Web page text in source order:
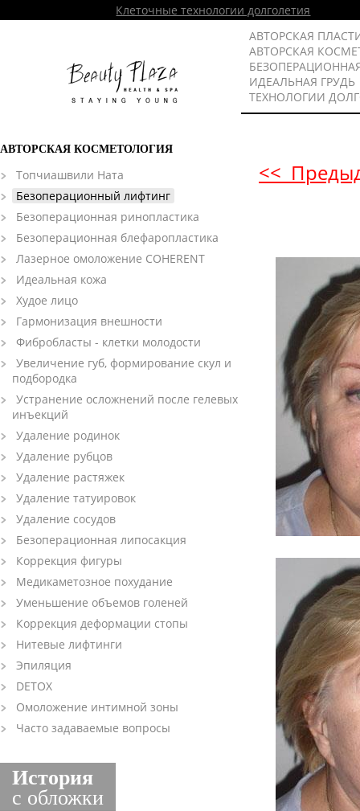
Клеточные технологии долголетия
АВТОРСКАЯ
АВТОРСКАЯ
ИДЕАЛЬНАЯ ГРУДЬ
ТЕХНОЛОГИИ
АВТОРСКАЯ КОСМЕТОЛОГИЯ
Топчиашвили Ната
Безоперационный лифтинг
Безоперационная ринопластика
Безоперационная блефаропластика
Лазерное омоложение COHERENT
Идеальная кожа
Худое лицо
Гармонизация внешности
Фибробласты - клетки молодости
Увеличение губ, формирование скул и
подбородка
Устранение осложнений после гелевых
инъекций
Удаление родинок
Удаление рубцов
Удаление растяжек
Удаление татуировок
Удаление сосудов
Безоперационная липосакция
Коррекция фигуры
Медикаметозное похудание
Уменьшение объемов голеней
Коррекция деформации стопы
Нитевые лифтинги
Эпиляция
DETOX
Омоложение интимной зоны
Часто задаваемые вопросы
История
с обложки
<<